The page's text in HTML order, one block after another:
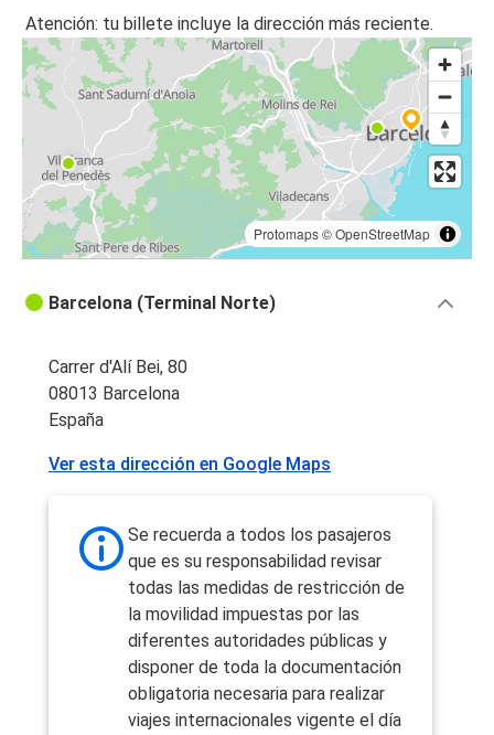
Atención: tu billete incluye la dirección más reciente.
Protomaps©OpenStreetMap
Barcelona (Terminal Norte)
Carrer d'Alí Bei, 80
08013 Barcelona
España
Ver esta dirección en Google Maps
Se recuerda a todos los pasajeros
que es su responsabilidad revisar
todas las medidas de restricción de
la movilidad impuestas por las
diferentes autoridades públicas y
disponer de toda la documentación
obligatoria necesaria para realizar
viajes internacionales vigente el día